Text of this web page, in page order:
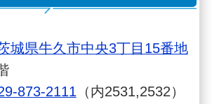
城県牛久市中央3丁目15番地
873-2111 （内2531,2532）